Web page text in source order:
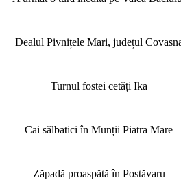
Dealul Pivnițele Mari, județul
Turnul fostei cetăți Ika
Cai sălbatici în Munții Piatra Mare
Zăpadă proaspătă în Postăvaru